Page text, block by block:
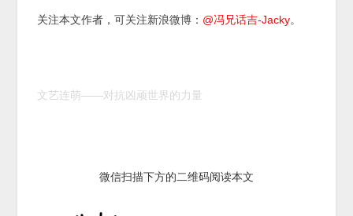
关注本文作者，可关注新浪微博： @冯兄话吉-Jacky。
文艺连萌——对抗凶顽世界的力量
微信扫描下方的二维码阅读本文